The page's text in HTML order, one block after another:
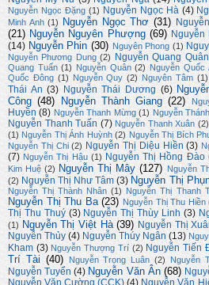
Nguyễn Ngọc Đặng (1) Nguyễn Ngọc Hà (4)
Minh Anh (1) Nguyễn Ngọc Thơ (31)
(21) Nguyễn Nguyên Phượng (69) Nguyễn
(14) Nguyễn Phin (30) Nguyên Phong (1)
Nguyễn Phương Dung (2) Nguyễn Quang Quân
Quang Tuấn (1) Nguyễn Quân (2) Nguyễn Quốc
Quốc Đông (1) Nguyễn Quy (2) Nguyên Tâm (1)
Thái An (3) Nguyễn Thái Dương (6)
Công (48) Nguyễn Thành Giang (22)
Huyền (8) Nguyễn Thanh Mừng (1) Nguyễn
Nguyễn Thanh Tuấn (7) Nguyễn Thanh Xuân (2)
(1) Nguyễn Thị Ánh Huỳnh (2) Nguyễn Thị Bích
Nguyễn Thị Chi (2) Nguyễn Thị Diệu Hiền (3)
(7) Nguyễn Thị Hậu (1) Nguyễn Thị Hồng Đào
Kim Huệ (2) Nguyễn Thị Mây (127) Nguyễn
(2) Nguyễn Thị Như Tâm (3) Nguyễn Thị
Nguyễn Thị Thành Nhân (1) Nguyễn Thị Thanh
Nguyễn Thị Thu Ba (23) Nguyễn Thị Thu Hiền
Thị Thu Thuý (3) Nguyễn Thị Thùy Linh (3)
(1) Nguyễn Thị Việt Hà (39) Nguyễn Thị
Nguyễn Thủy (4) Nguyễn Thúy Ngân (13)
Kham (3) Nguyễn Thượng Trí (2) Nguyễn Tiến
Trí Tài (40) Nguyễn Trọng Luân (2) Nguyễn
Nguyễn Tuyển (4) Nguyễn Văn Ân (68)